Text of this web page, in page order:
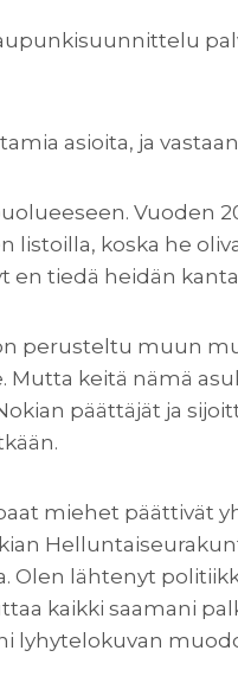
asioita, ja
Vuoden
koska he
en tiedä heidän
perusteltu muun
keitä nämä
päättäjät ja
miehet päättivät
Olen lähtenyt
kaikki saamani